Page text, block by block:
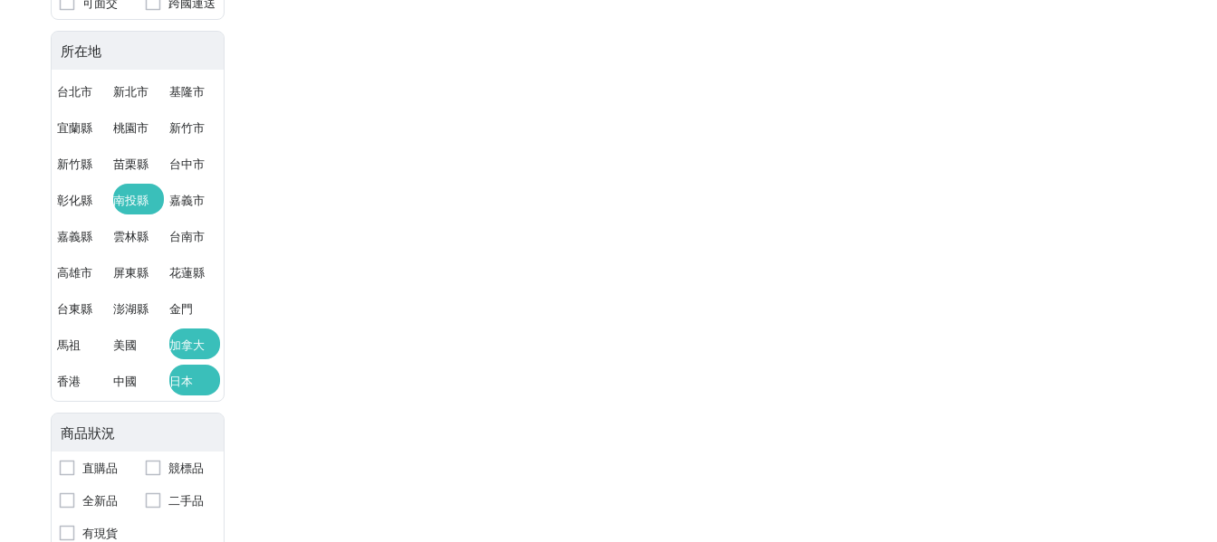
所在地
台北市 新北市 基隆市
宜蘭縣 桃園市 新竹市
新竹縣 苗栗縣 台中市
彰化縣 南投縣 嘉義市
嘉義縣 雲林縣 台南市
高雄市 屏東縣 花蓮縣
台東縣 澎湖縣 金門
馬祖 美國 加拿大
香港 中國 日本
商品狀況
直購品
競標品
全新品
二手品
有現貨